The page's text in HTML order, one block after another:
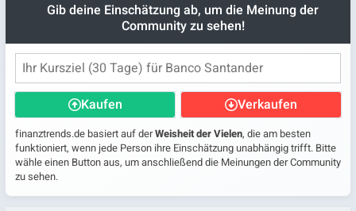
Gib deine Einschätzung ab, um die Meinung der
Community zu sehen!
Kaufen Verkaufen
finanztrends.de basiert auf derWeisheit der Vielen, die am besten
funktioniert, wenn jede Person ihre Einschätzung unabhängig trifft. Bitte
wähle einen Button aus, um anschließend die Meinungen der Community
zu sehen.